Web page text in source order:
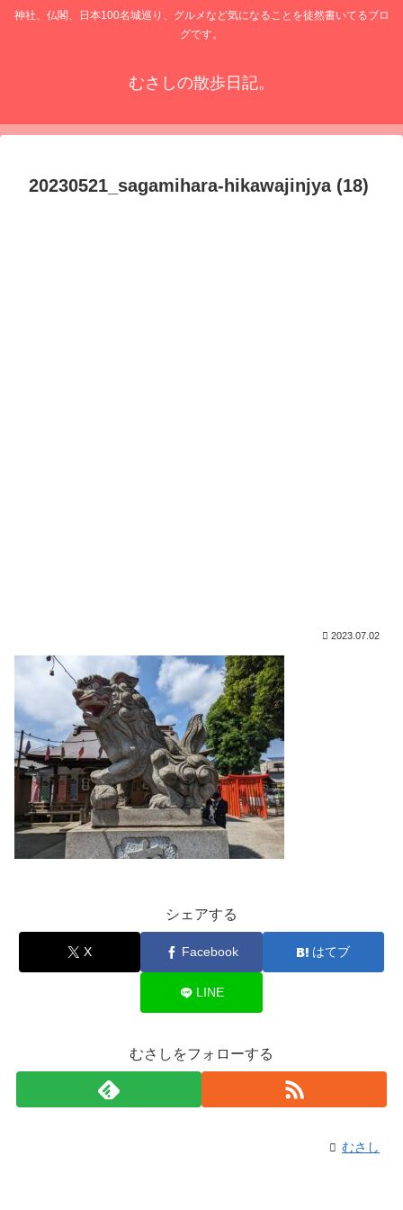
神社、仏閣、日本100名城巡り、グルメなど気になることを徒然書いてるブロ
グです。
むさしの散歩日記。
20230521_sagamihara-hikawajinjya (18)
2023.07.02
シェアする
X Facebook はてブ
LINE
むさしをフォローする
むさし